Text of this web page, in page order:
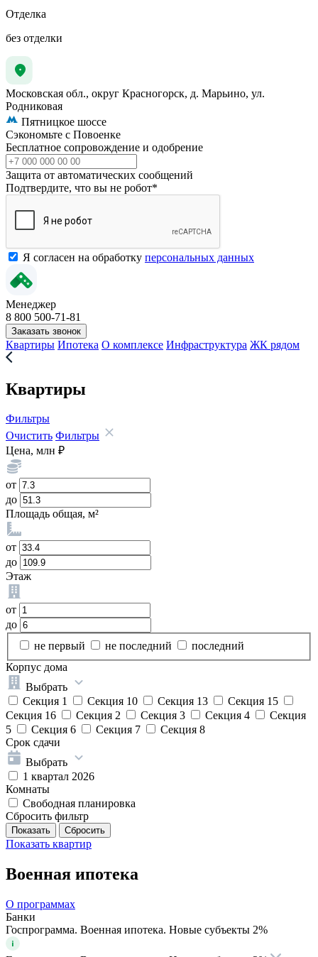
Отделка
без отделки
Московская обл., округ Красногорск, д. Марьино, ул.
Родниковая
Пятницкое шоссе
Сэкономьте с Повоенке
Бесплатное сопровождение и одобрение
Защита от автоматических сообщений
Подтвердите, что вы не робот*
Я согласен на обработку персональных данных
Менеджер
8 800 500-71-81
Заказать звонок
Квартиры Ипотека О комплексе Инфраструктура ЖК рядом
Квартиры
Фильтры
Очистить Фильтры
Цена, млн ₽
от
до
Площадь общая, м²
от
до
Этаж
от
до
не первый
не последний
последний
Корпус дома
Выбрать
Секция 1
Секция 10 Секция 13
Секция 15
Секция 16
Секция 2 Секция 3 Секция 4
Секция
5
Секция 6 Секция 7
Секция 8
Срок сдачи
Выбрать
1 квартал 2026
Комнаты
Свободная планировка
Сбросить фильтр
Показать квартир
Военная ипотека
О программах
Банки
Госпрограмма. Военная ипотека. Новые субъекты 2%